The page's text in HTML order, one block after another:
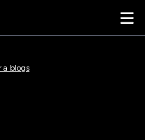
a blogs